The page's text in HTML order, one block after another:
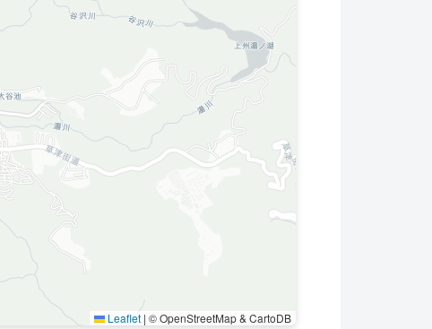
Leaflet | © OpenStreetMap & CartoDB